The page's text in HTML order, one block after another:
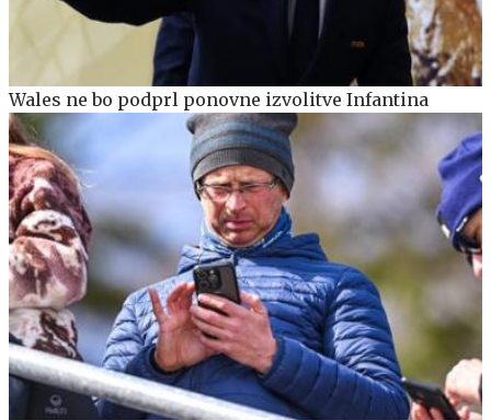
Wales ne bo podprl ponovne izvolitve Infantina